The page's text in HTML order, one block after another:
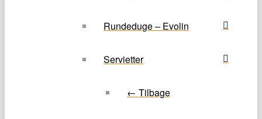
Rundeduge – Evolin
Servietter
← Tilbage